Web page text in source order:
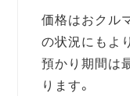
価格はおクル
の状況にもよ
預かり期間は
ります。